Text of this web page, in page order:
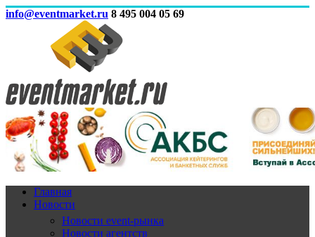
info@eventmarket.ru 8 495 004 05 69
Главная
Новости
Новости event-рынка
Новости агентств